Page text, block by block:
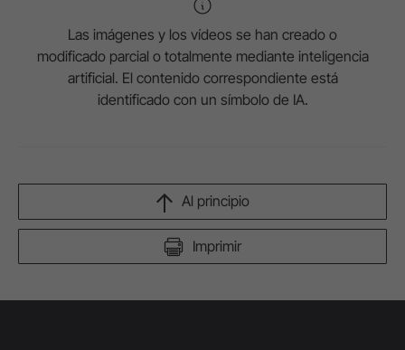
Las imágenes y los vídeos se han creado o
modificado parcial o totalmente mediante inteligencia
artificial. El contenido correspondiente está
identificado con un símbolo de IA.
Imprimir
Al principio